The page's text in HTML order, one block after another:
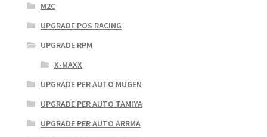
M2C
UPGRADE POS RACING
UPGRADE RPM
X-MAXX
UPGRADE PER AUTO MUGEN
UPGRADE PER AUTO TAMIYA
UPGRADE PER AUTO ARRMA